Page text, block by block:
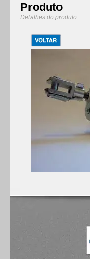
Produto
Detalhes do produto